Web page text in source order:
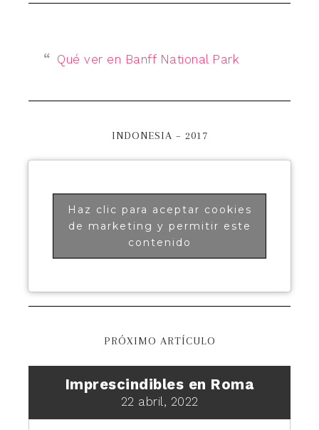
Qué ver en Banff National Park
INDONESIA – 2017
Haz clic para aceptar cookies
de marketing y permitir este
contenido
PRÓXIMO ARTÍCULO
Imprescindibles en Roma
22 abril, 2022